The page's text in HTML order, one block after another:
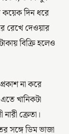
কয়েক দিন ধরে
রেখে দেওয়ার
বিক্রি হলেও
না করে
খানিকটা
ক্রেতা।
সঙ্গে ডিম ভাজা